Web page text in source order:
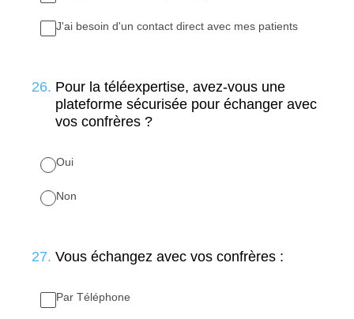
J'ai besoin d'un contact direct avec mes patients
26. Pour la téléexpertise, avez-vous une
plateforme sécurisée pour échanger avec
vos confrères ?
Oui
Non
27. Vous échangez avec vos confrères :
Par Téléphone